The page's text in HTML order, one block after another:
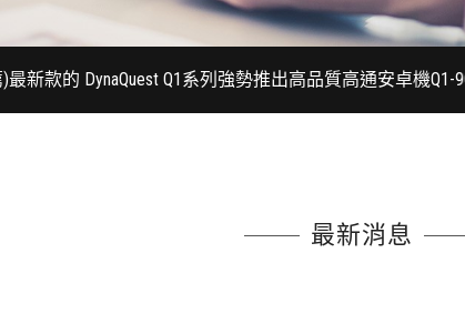
Q1系列強勢推出高品質高通安卓機Q1-909/910/
最新消息